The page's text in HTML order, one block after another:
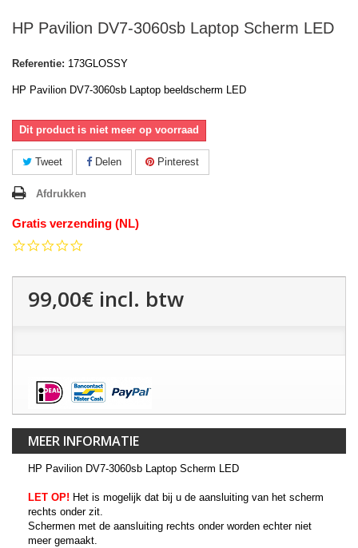
HP Pavilion DV7-3060sb Laptop Scherm LED
Referentie: 173GLOSSY
HP Pavilion DV7-3060sb Laptop beeldscherm LED
Dit product is niet meer op voorraad
Tweet Delen Pinterest
Afdrukken
Gratis verzending (NL)
99,00€ incl. btw
MEER INFORMATIE
HP Pavilion DV7-3060sb Laptop Scherm LED
LET OP! Het is mogelijk dat bij u de aansluiting van het scherm
rechts onder zit.
Schermen met de aansluiting rechts onder worden echter niet
meer gemaakt.